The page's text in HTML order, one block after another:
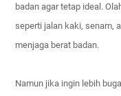
badan agar tetap ideal.
seperti jalan kaki, senam,
menjaga berat badan.
Namun jika ingin lebih